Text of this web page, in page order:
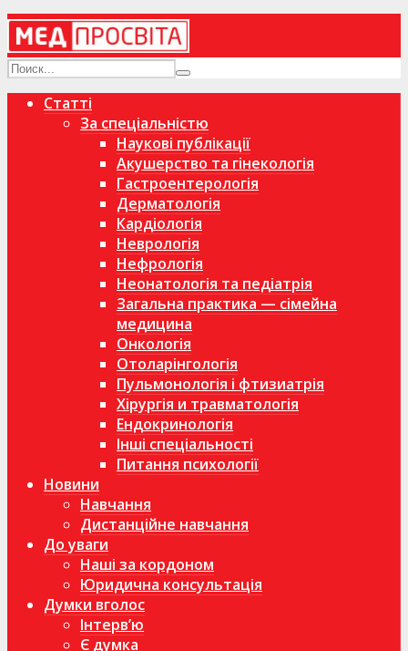
Статті
За спеціальністю
Наукові публікації
Акушерство та гінекологія
Гастроентерологія
Дерматологія
Кардіологія
Неврологія
Нефрологія
Неонатологія та педіатрія
Загальна практика — сімейна
медицина
Онкологія
Отоларінгологія
Пульмонологія і фтизиатрія
Хірургія и травматологія
Ендокринологія
Інші спеціальності
Питання психології
Новини
Навчання
Дистанційне навчання
До уваги
Наші за кордоном
Юридична консультація
Думки вголос
Інтерв’ю
Є думка